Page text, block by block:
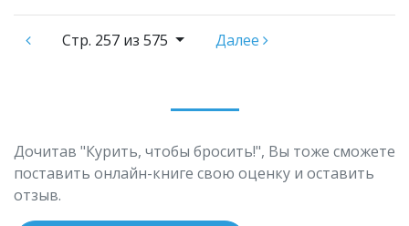
Стр. 257 из 575 Далее
Дочитав "Курить, чтобы бросить!", Вы тоже сможете
поставить онлайн-книге свою оценку и оставить
отзыв.